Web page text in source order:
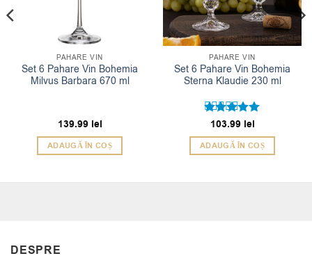
PAHARE VIN
Set 6 Pahare Vin Bohemia
Milvus Barbara 670 ml
139.99 lei
ADAUGĂ ÎN COȘ
PAHARE VIN
Set 6 Pahare Vin Bohemia
Sterna Klaudie 230 ml
Evaluat la
5din 5
103.99 lei
ADAUGĂ ÎN COȘ
DESPRE